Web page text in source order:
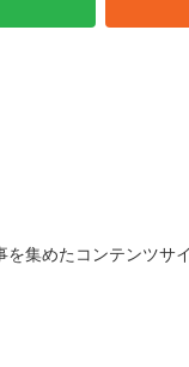
集めたコンテンツサ